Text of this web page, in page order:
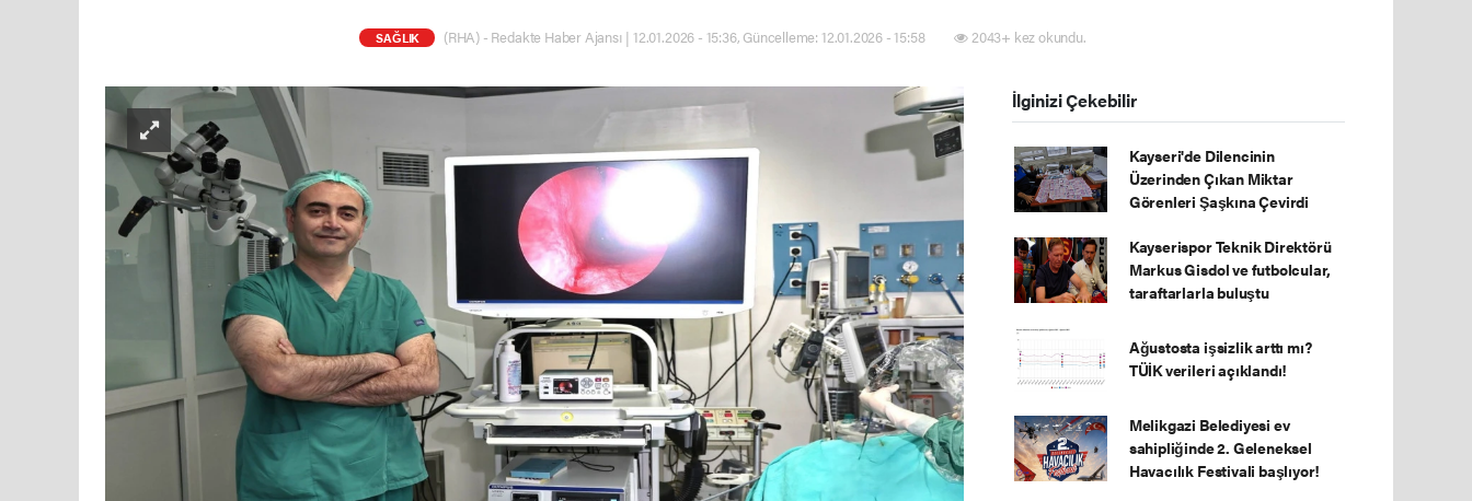
SAĞLIK (RHA) - Redakte Haber Ajansı | 12.01.2026 - 15:36, Güncelleme: 12.01.2026 - 15:58 2043+ kez okundu.
İlginizi Çekebilir
Kayseri'de Dilencinin
Üzerinden Çıkan Miktar
Görenleri Şaşkına Çevirdi
Kayserispor Teknik Direktörü
Markus Gisdol ve futbolcular,
taraftarlarla buluştu
Ağustosta işsizlik arttı mı?
TÜİK verileri açıklandı!
Melikgazi Belediyesi ev
sahipliğinde 2. Geleneksel
Havacılık Festivali başlıyor!